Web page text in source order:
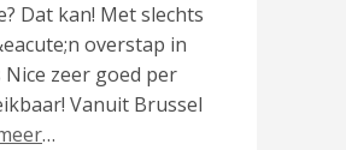
Dat kan! Met slechts
overstap in
Nice zeer goed per
Vanuit Brussel
…